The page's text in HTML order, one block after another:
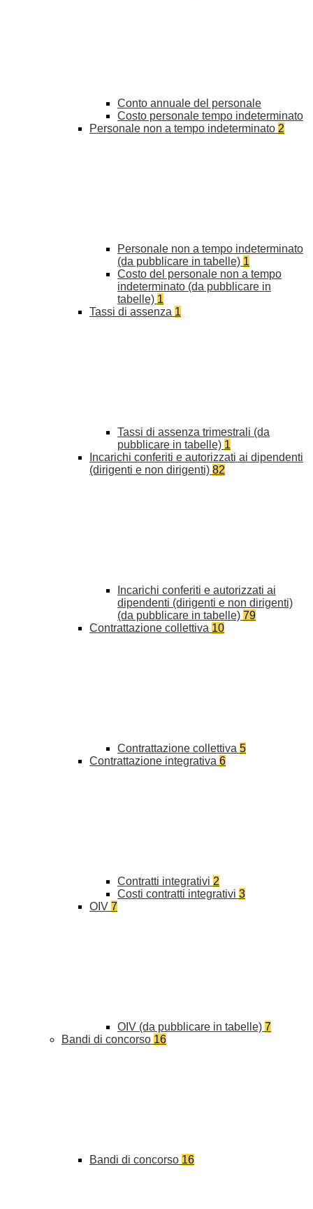
Conto annuale del personale
Costo personale tempo indeterminato
Personale non a tempo indeterminato 2
Personale non a tempo indeterminato
(da pubblicare in tabelle) 1
Costo del personale non a tempo
indeterminato (da pubblicare in
tabelle) 1
Tassi di assenza 1
Tassi di assenza trimestrali (da
pubblicare in tabelle) 1
Incarichi conferiti e autorizzati ai dipendenti
(dirigenti e non dirigenti) 82
Incarichi conferiti e autorizzati ai
dipendenti (dirigenti e non dirigenti)
(da pubblicare in tabelle) 79
Contrattazione collettiva 10
Contrattazione collettiva 5
Contrattazione integrativa 6
Contratti integrativi 2
Costi contratti integrativi 3
OIV 7
OIV (da pubblicare in tabelle) 7
Bandi di concorso 16
Bandi di concorso 16